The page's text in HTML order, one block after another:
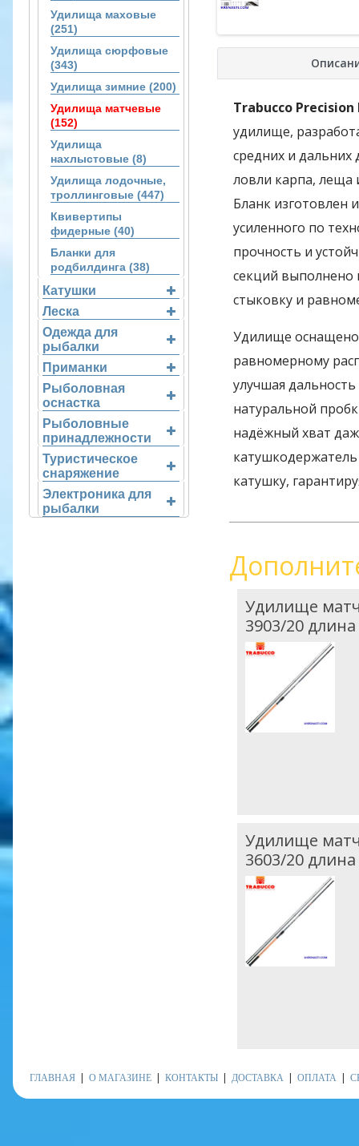
Удилища маховые
(251)
Удилища сюрфовые
(343)
Удилища зимние (200)
Удилища матчевые
(152)
Удилища
нахлыстовые (8)
Удилища лодочные,
троллинговые (447)
Квивертипы
фидерные (40)
Бланки для
родбилдинга (38)
Катушки
Леска
Одежда для
рыбалки
Приманки
Рыболовная
оснастка
Рыболовные
принадлежности
Туристическое
снаряжение
Электроника для
рыбалки
Trabucco Precision
удилище,
средних и
ловли карпа, леща
Бланк изготовлен
усиленного по
прочность и
секций выполнено
стыковку и
Удилище оснащено
равномерному
улучшая
натуральной
надёжный хват
катушку,
Удилище
3903/20
Удилище
3603/20
ГЛАВНАЯ О МАГАЗИНЕ КОНТАКТЫ ДОСТАВКА ОПЛАТА